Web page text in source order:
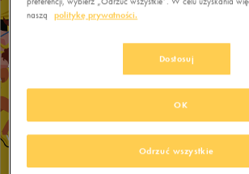
naszą
politykę prywatności.
Dostosuj
Odrzuć wszystkie
OK